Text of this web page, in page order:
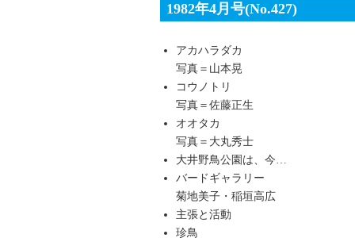
1982年4月号(No.427)
アカハラダカ
写真＝山本晃
コウノトリ
写真＝佐藤正生
オオタカ
写真＝大丸秀士
大井野鳥公園は、今…
バードギャラリー
菊地美子・稲垣高広
主張と活動
珍鳥